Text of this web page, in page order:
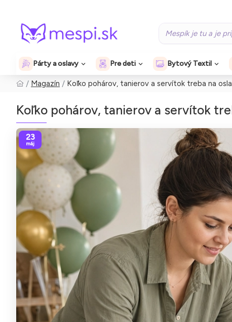
Párty a oslavy Pre deti Bytový Textil
Magazín Koľko pohárov, tanierov a servítok treba na
Koľko pohárov, tanierov a servítok
23
máj